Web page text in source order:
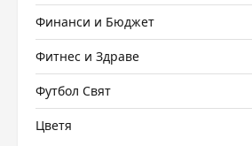
Финанси и Бюджет
Фитнес и Здраве
Футбол Свят
Цветя